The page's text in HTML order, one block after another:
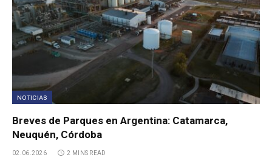
NOTICIAS
Breves de Parques en Argentina: Catamarca,
Neuquén, Córdoba
02.06.2026 2 MINS READ